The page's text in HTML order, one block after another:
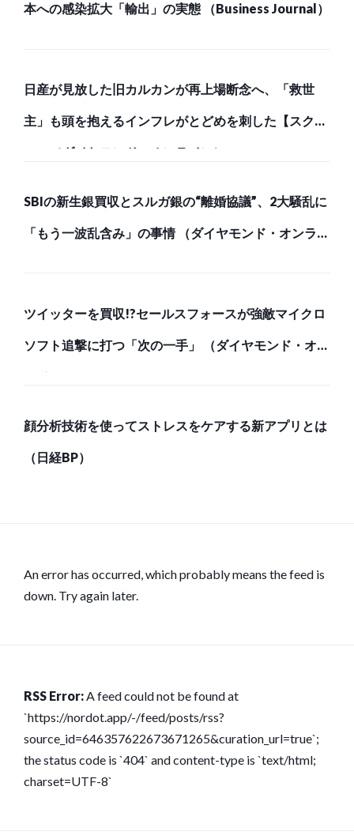
本への感染拡大「輸出」の実態 （Business Journal）
日産が見放した旧カルカンが再上場断念へ、「救世
主」も頭を抱えるインフレがとどめを刺した【スク
ー… （ダイヤモンド・オンライン）
SBIの新生銀買収とスルガ銀の“離婚協議”、2大騒乱に
「もう一波乱含み」の事情 （ダイヤモンド・オンライ
ツイッターを買収!?セールスフォースが強敵マイクロ
ソフト追撃に打つ「次の一手」 （ダイヤモンド・オン
ライン）
顔分析技術を使ってストレスをケアする新アプリとは
（日経BP）
An error has occurred, which probably means the feed is
down. Try again later.
RSS Error:A feed could not be found at
`https://nordot.app/-/feed/posts/rss?
source_id=646357622673671265&curation_url=true`;
the status code is `404` and content-type is `text/html;
charset=UTF-8`